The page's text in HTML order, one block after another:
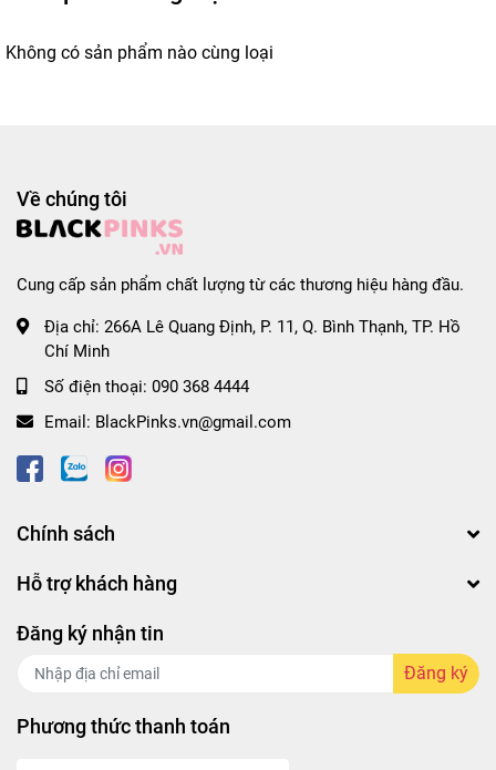
Không có sản phẩm nào cùng loại
Về chúng tôi
Cung cấp sản phẩm chất lượng từ các thương hiệu hàng đầu.
Địa chỉ: 266A Lê Quang Định, P. 11, Q. Bình Thạnh, TP. Hồ
Chí Minh
Số điện thoại: 090 368 4444
Email: BlackPinks.vn@gmail.com
Chính sách
Hỗ trợ khách hàng
Đăng ký nhận tin
Đăng ký
Phương thức thanh toán